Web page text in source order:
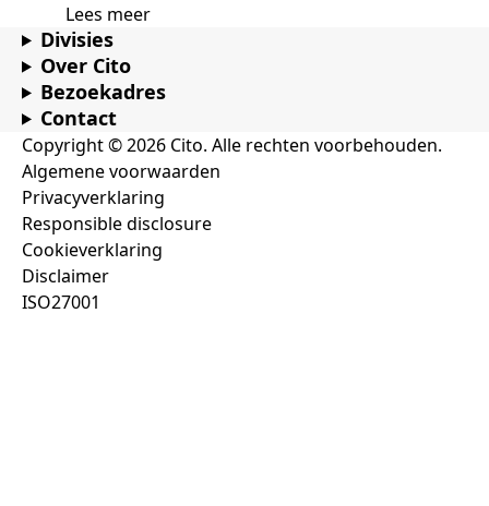
Lees meer
Divisies
Over Cito
Bezoekadres
Contact
Copyright © 2026 Cito. Alle rechten voorbehouden.
Algemene voorwaarden
Privacyverklaring
Responsible disclosure
Cookieverklaring
Disclaimer
ISO27001